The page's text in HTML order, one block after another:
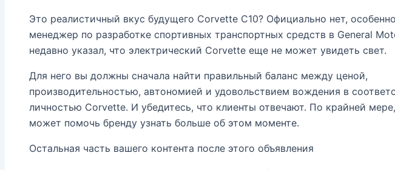
Это реалистичный вкус будущего Corvette C10? Официально нет,
менеджер по разработке спортивных транспортных средств в General
недавно указал, что электрический Corvette еще не может увидеть свет.
Для него вы должны сначала найти правильный баланс между ценой,
производительностью, автономией и удовольствием вождения в
личностью Corvette. И убедитесь, что клиенты отвечают. По крайней
может помочь бренду узнать больше об этом моменте.
Остальная часть вашего контента после этого объявления